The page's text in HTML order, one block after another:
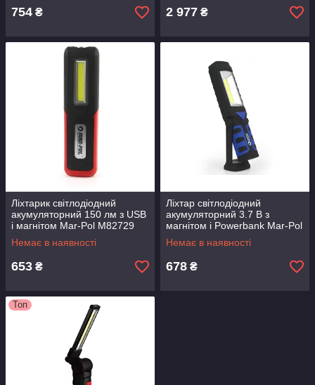
754 ₴ 2 977 ₴
Ліхтарик світлодіодний
акумуляторний 150 лм з USB
і магнітом Mar-Pol M82729
портативний робочий
світильник
Немає в наявності
653 ₴
Ліхтар світлодіодний
акумуляторний 3.7 В з
магнітом і Powerbank Mar-Pol
M82731 Ripper для СТО і
гаража
Немає в наявності
678 ₴
Топ